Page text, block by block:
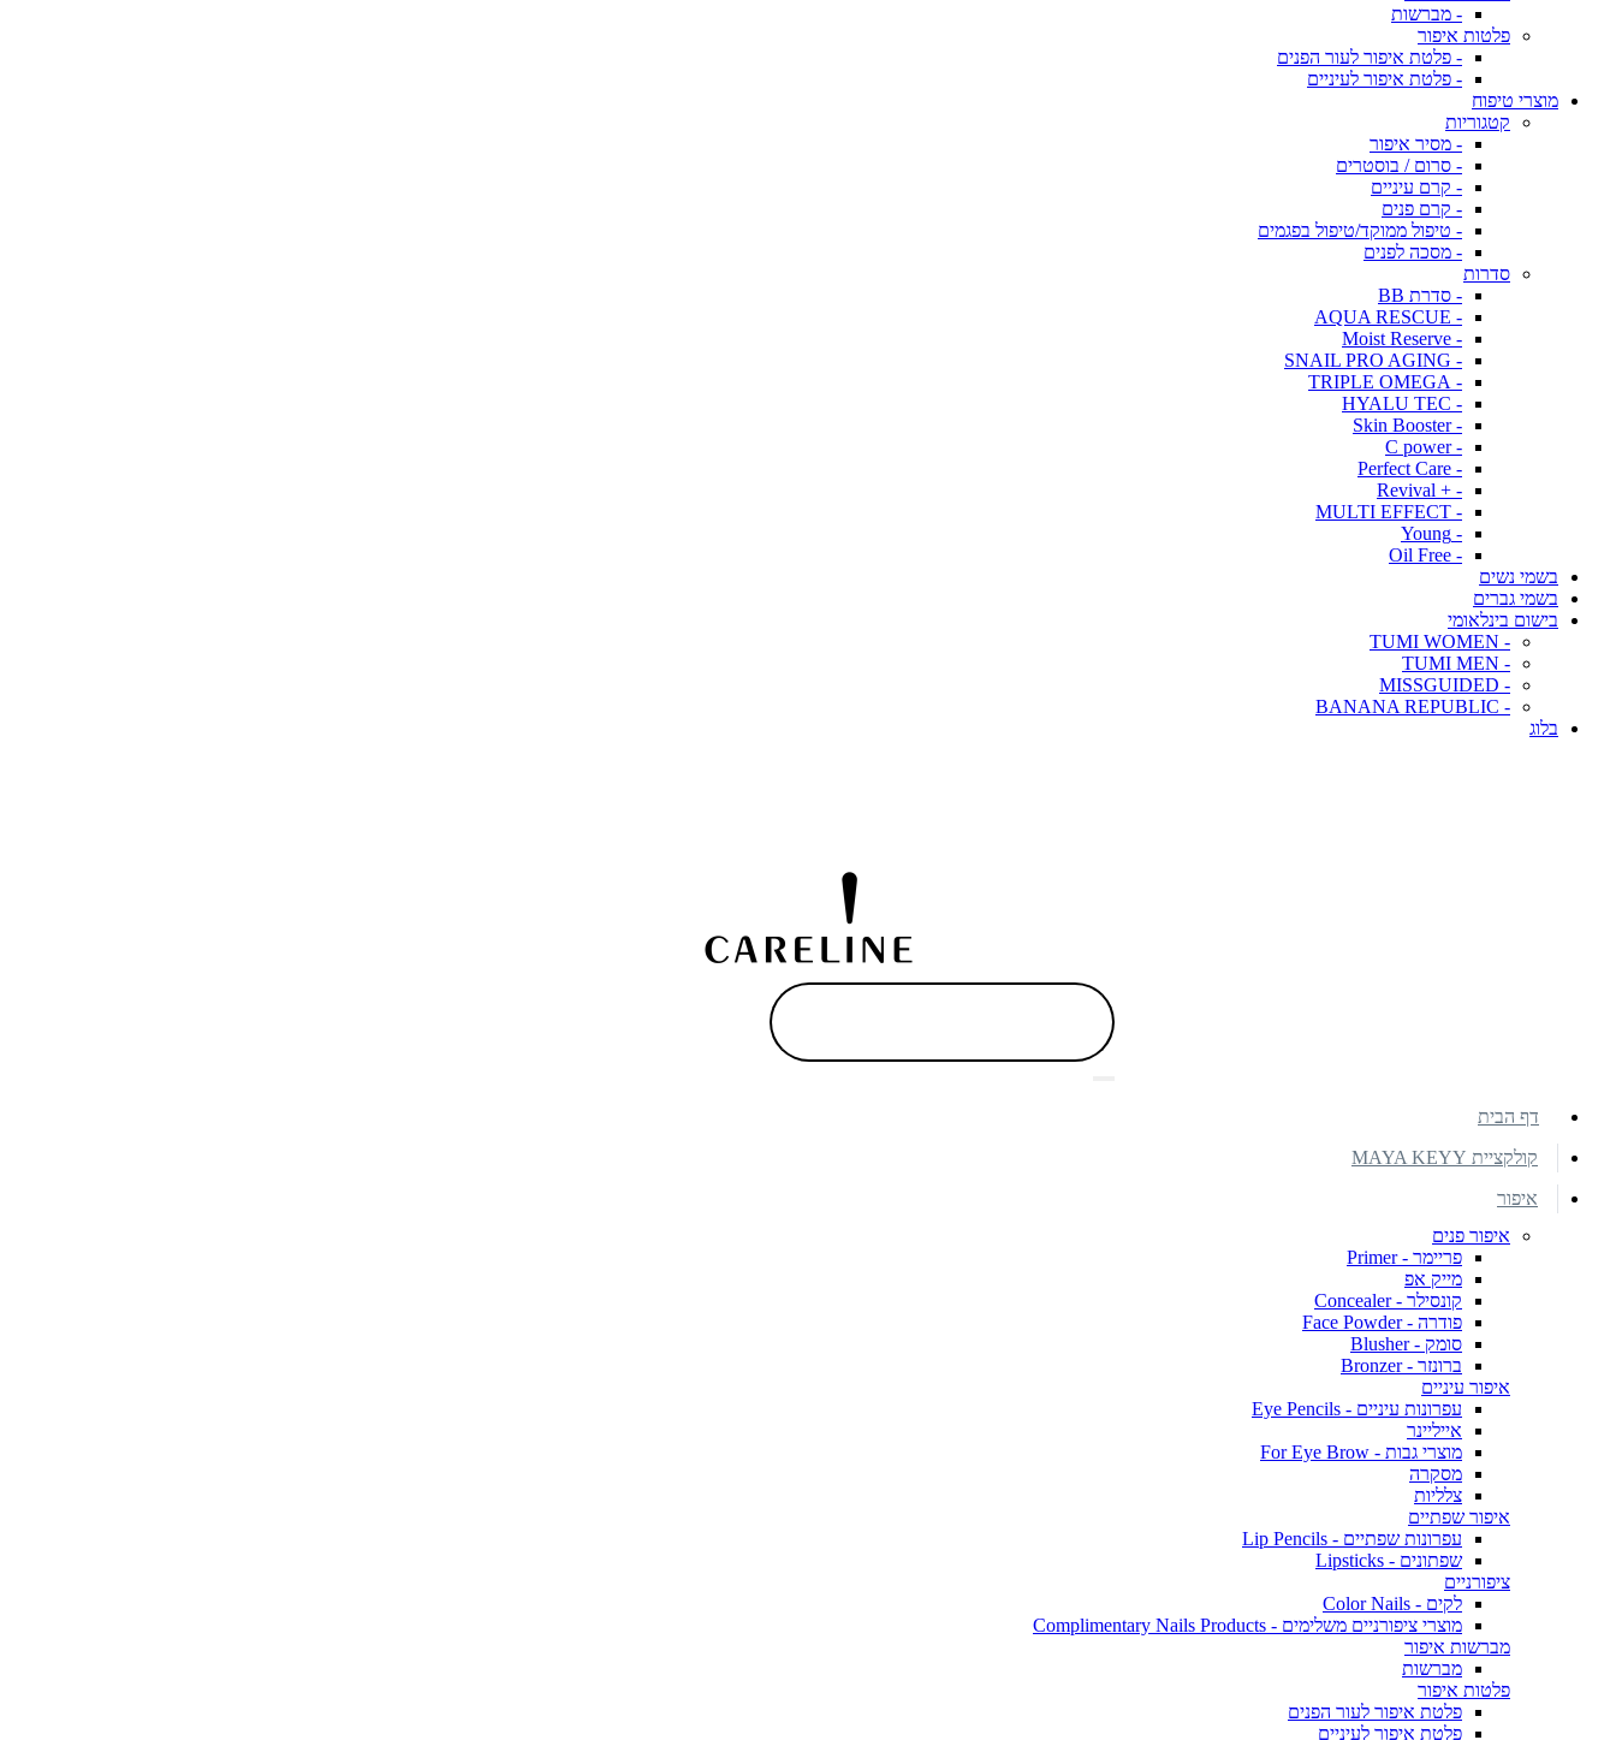
- מברשות
פלטות איפור
- פלטת איפור לעור הפנים
- פלטת איפור לעיניים
מוצרי טיפוח
קטגוריות
- מסיר איפור
- סרום / בוסטרים
- קרם עיניים
- קרם פנים
- טיפול ממוקד/טיפול בפגמים
- מסכה לפנים
סדרות
- סדרת BB
- AQUA RESCUE
- Moist Reserve
- SNAIL PRO AGING
- TRIPLE OMEGA
- HYALU TEC
- Skin Booster
- C power
- Perfect Care
- + Revival
- MULTI EFFECT
- Young
- Oil Free
בשמי נשים
בשמי גברים
בישום בינלאומי
- TUMI WOMEN
- TUMI MEN
- MISSGUIDED
- BANANA REPUBLIC
בלוג
דף הבית
קולקציית MAYA KEYY
איפור
איפור פנים
פריימר - Primer
מייק אפ
קונסילר - Concealer
פודרה - Face Powder
סומק - Blusher
ברונזר - Bronzer
איפור עיניים
עפרונות עיניים - Eye Pencils
אייליינר
מוצרי גבות - For Eye Brow
מסקרה
צלליות
איפור שפתיים
עפרונות שפתיים - Lip Pencils
שפתונים - Lipsticks
ציפורניים
לקים - Color Nails
מוצרי ציפורניים משלימים - Complimentary Nails Products
מברשות איפור
מברשות
פלטות איפור
פלטת איפור לעור הפנים
פלטת איפור לעיניים